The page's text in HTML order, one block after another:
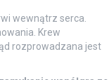
wewnątrz serca.
Krew
rozprowadzana jest